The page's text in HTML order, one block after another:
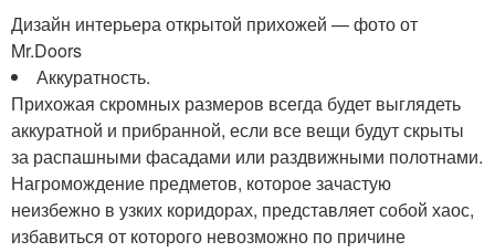
Дизайн интерьера открытой прихожей — фото от
Mr.Doors
Аккуратность.
Прихожая скромных размеров всегда будет выглядеть
аккуратной и прибранной, если все вещи будут скрыты
за распашными фасадами или раздвижными полотнами.
Нагромождение предметов, которое зачастую
неизбежно в узких коридорах, представляет собой хаос,
избавиться от которого невозможно по причине